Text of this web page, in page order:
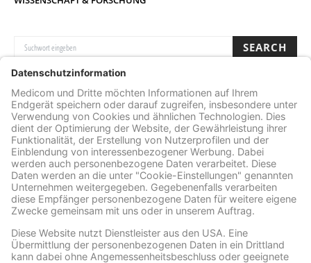
SUCHE NACH: SEARCH
Archive
ARCHIVE
Facebook